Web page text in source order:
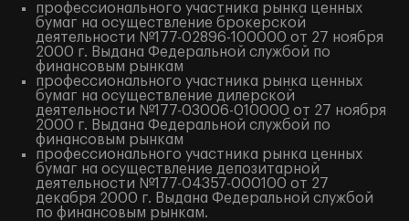
профессионального участника рынка ценных
бумаг на осуществление брокерской
деятельности №177-02896-100000 от 27 ноября
2000 г. Выдана Федеральной службой по
финансовым рынкам
профессионального участника рынка ценных
бумаг на осуществление дилерской
деятельности №177-03006-010000 от 27 ноября
2000 г. Выдана Федеральной службой по
финансовым рынкам
профессионального участника рынка ценных
бумаг на осуществление депозитарной
деятельности №177-04357-000100 от 27
декабря 2000 г. Выдана Федеральной службой
по финансовым рынкам.